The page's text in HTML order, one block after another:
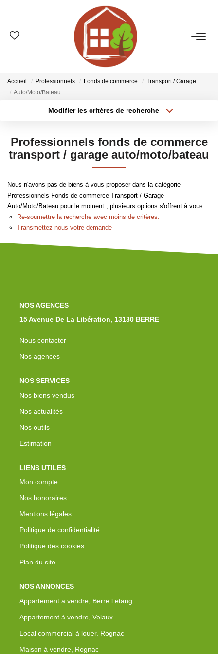
VENTES
ESTIMATION
LOCATIONS
GESTION
LE GROUPE
Qui Sommes-Nous ?
Nos Agences
Notre Équipe
Accueil Professionnels Fonds de commerce
Transport / Garage
Auto/Moto/Bateau
Modifier les critères de recherche
Sélectionnez...
Type de bien
Surface min
Créer une alerte
Professionnels fonds de commerce
transport / garage auto/moto/bateau
Nous n'avons pas de biens à vous proposer dans la catégorie
Professionnels Fonds de commerce Transport / Garage
Auto/Moto/Bateau pour le moment , plusieurs options s'offrent à vous :
Re-soumettre la recherche avec moins de critères.
Transmettez-nous votre demande
NOS AGENCES
15 Avenue De La Libération, 13130 BERRE
Nous contacter
Nos agences
NOS SERVICES
Nos biens vendus
Nos actualités
Nos outils
Estimation
LIENS UTILES
Mon compte
Nos honoraires
Mentions légales
Politique de confidentialité
Politique des cookies
Plan du site
NOS ANNONCES
Appartement à vendre, Berre l etang
Appartement à vendre, Velaux
Local commercial à louer, Rognac
Maison à vendre, Rognac